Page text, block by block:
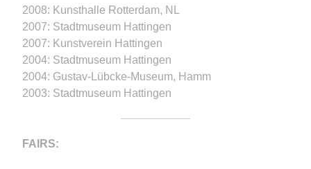
2008: Kunsthalle Rotterdam, NL
2007: Stadtmuseum Hattingen
2007: Kunstverein Hattingen
2004: Stadtmuseum Hattingen
2004: Gustav-Lübcke-Museum, Hamm
2003: Stadtmuseum Hattingen
FAIRS: